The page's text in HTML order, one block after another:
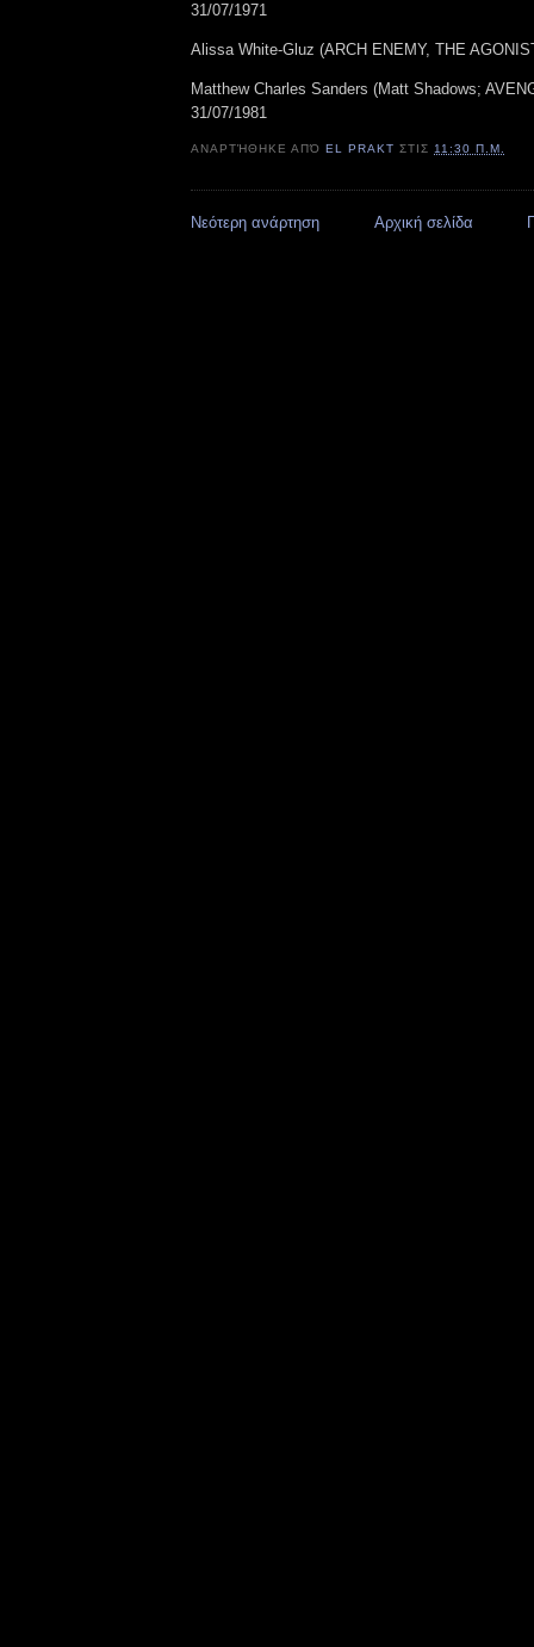
31/07/1971
Alissa White-Gluz (ARCH ENEMY, THE
Matthew Charles Sanders (Matt Shadows;
31/07/1981
ΑΝΑΡΤΉΘΗΚΕ ΑΠΌEL PRAKT ΣΤΙΣ 11:30 Π.Μ.
Νεότερη ανάρτηση Αρχική σελίδα